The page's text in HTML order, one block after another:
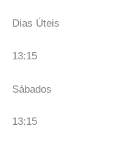
Dias Úteis
13:15
Sábados
13:15